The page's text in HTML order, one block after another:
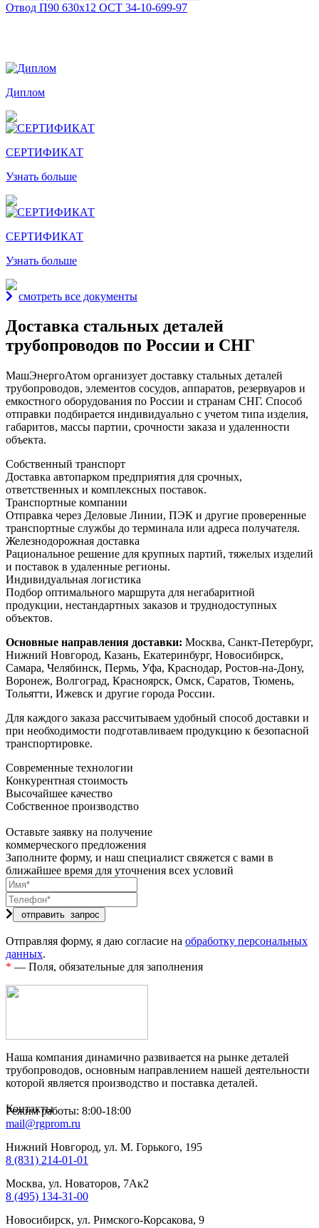
Отвод П90 630х12 ОСТ 34-10-699-97
Диплом
СЕРТИФИКАТ
Узнать больше
СЕРТИФИКАТ
Узнать больше
смотреть все документы
Доставка стальных деталей
трубопроводов по России и СНГ
МашЭнергоАтом организует доставку стальных деталей
трубопроводов, элементов сосудов, аппаратов, резервуаров и
емкостного оборудования по России и странам СНГ. Способ
отправки подбирается индивидуально с учетом типа изделия,
габаритов, массы партии, срочности заказа и удаленности
объекта.
Собственный транспорт
Доставка автопарком предприятия для срочных,
ответственных и комплексных поставок.
Транспортные компании
Отправка через Деловые Линии, ПЭК и другие проверенные
транспортные службы до терминала или адреса получателя.
Железнодорожная доставка
Рациональное решение для крупных партий, тяжелых изделий
и поставок в удаленные регионы.
Индивидуальная логистика
Подбор оптимального маршрута для негабаритной
продукции, нестандартных заказов и труднодоступных
объектов.
Основные направления доставки: Москва, Санкт-Петербург,
Нижний Новгород, Казань, Екатеринбург, Новосибирск,
Самара, Челябинск, Пермь, Уфа, Краснодар, Ростов-на-Дону,
Воронеж, Волгоград, Красноярск, Омск, Саратов, Тюмень,
Тольятти, Ижевск и другие города России.
Для каждого заказа рассчитываем удобный способ доставки и
при необходимости подготавливаем продукцию к безопасной
транспортировке.
Современные технологии
Конкурентная стоимость
Высочайшее качество
Собственное производство
Оставьте заявку на получение
коммерческого предложения
Заполните форму, и наш специалист свяжется с вами в
ближайшее время для уточнения всех условий
Отправляя форму, я даю согласие на обработку персональных
данных.
* — Поля, обязательные для заполнения
Наша компания динамично развивается на рынке деталей
трубопроводов, основным направлением нашей деятельности
которой является производство и поставка деталей.
Контакты
Режим работы: 8:00-18:00
mail@rgprom.ru
Нижний Новгород, ул. М. Горького, 195
8 (831) 214-01-01
Москва, ул. Новаторов, 7Ак2
8 (495) 134-31-00
Новосибирск, ул. Римского-Корсакова, 9